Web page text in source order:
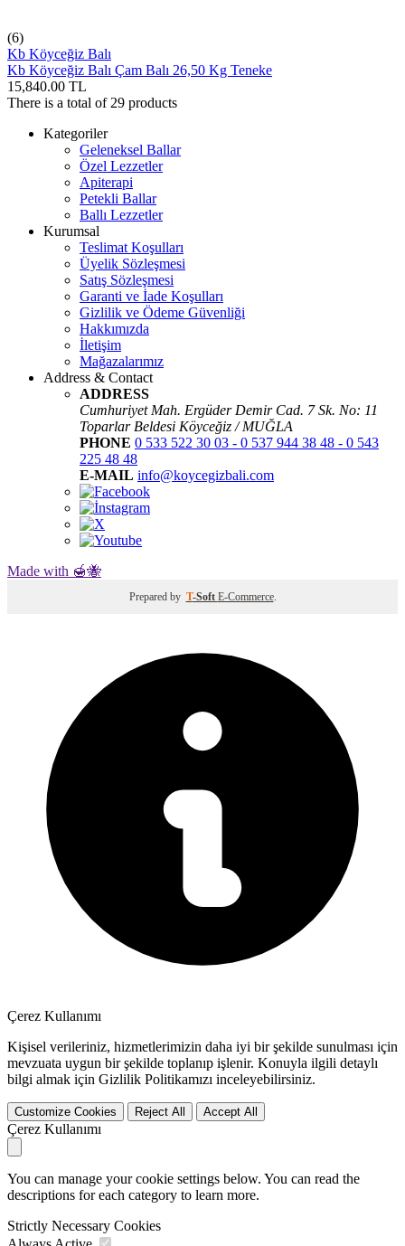
(6)
Kb Köyceğiz Balı
Kb Köyceğiz Balı Çam Balı 26,50 Kg Teneke
15,840.00 TL
There is a total of 29 products
Kategoriler
Geleneksel Ballar
Özel Lezzetler
Apiterapi
Petekli Ballar
Ballı Lezzetler
Kurumsal
Teslimat Koşulları
Üyelik Sözleşmesi
Satış Sözleşmesi
Garanti ve İade Koşulları
Gizlilik ve Ödeme Güvenliği
Hakkımızda
İletişim
Mağazalarımız
Address & Contact
ADDRESS
Cumhuriyet Mah. Ergüder Demir Cad. 7 Sk. No: 11
Toparlar Beldesi Köyceğiz / MUĞLA
PHONE 0 533 522 30 03 - 0 537 944 38 48 - 0 543
225 48 48
E-MAIL info@koycegizbali.com
Made with 🍯🐝
Prepared by T-Soft E-Commerce.
Çerez Kullanımı
Kişisel verileriniz, hizmetlerimizin daha iyi bir şekilde sunulması için
mevzuata uygun bir şekilde toplanıp işlenir. Konuyla ilgili detaylı
bilgi almak için Gizlilik Politikamızı inceleyebilirsiniz.
Customize Cookies Reject All Accept All
Çerez Kullanımı
You can manage your cookie settings below. You can read the
descriptions for each category to learn more.
Strictly Necessary Cookies